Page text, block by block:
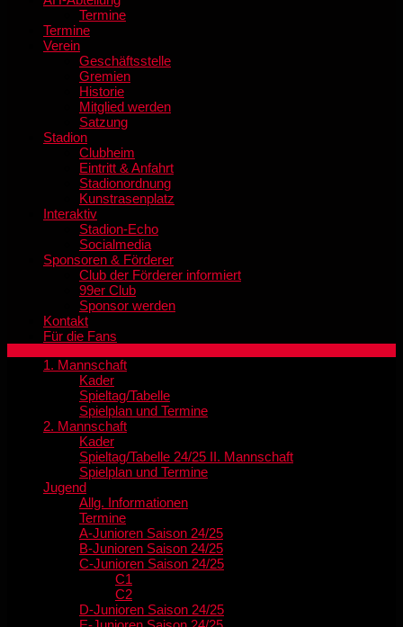
Termine
Termine
Verein
Geschäftsstelle
Gremien
Historie
Mitglied werden
Satzung
Stadion
Clubheim
Eintritt & Anfahrt
Stadionordnung
Kunstrasenplatz
Interaktiv
Stadion-Echo
Socialmedia
Sponsoren & Förderer
Club der Förderer informiert
99er Club
Sponsor werden
Kontakt
Für die Fans
1. Mannschaft
Kader
Spieltag/Tabelle
Spielplan und Termine
2. Mannschaft
Kader
Spieltag/Tabelle 24/25 II. Mannschaft
Spielplan und Termine
Jugend
Allg. Informationen
Termine
A-Junioren Saison 24/25
B-Junioren Saison 24/25
C-Junioren Saison 24/25
C1
C2
D-Junioren Saison 24/25